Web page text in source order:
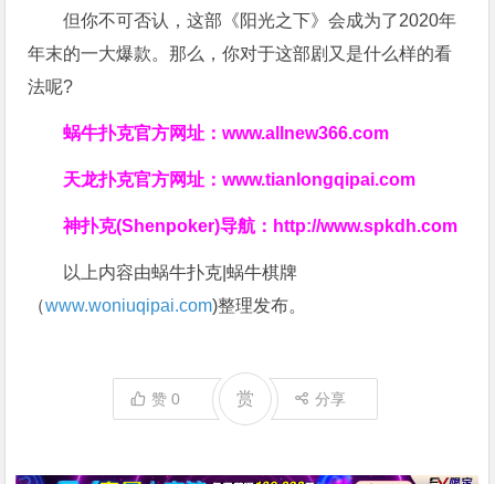
但你不可否认，这部《阳光之下》会成为了2020年
年末的一大爆款。那么，你对于这部剧又是什么样的看
法呢?
蜗牛扑克官方网址：www.allnew366.com
天龙扑克官方网址：www.tianlongqipai.com
神扑克(Shenpoker)导航： http://www.spkdh.com
以上内容由蜗牛扑克|蜗牛棋牌
（www.woniuqipai.com)整理发布。
赞0 赏 分享